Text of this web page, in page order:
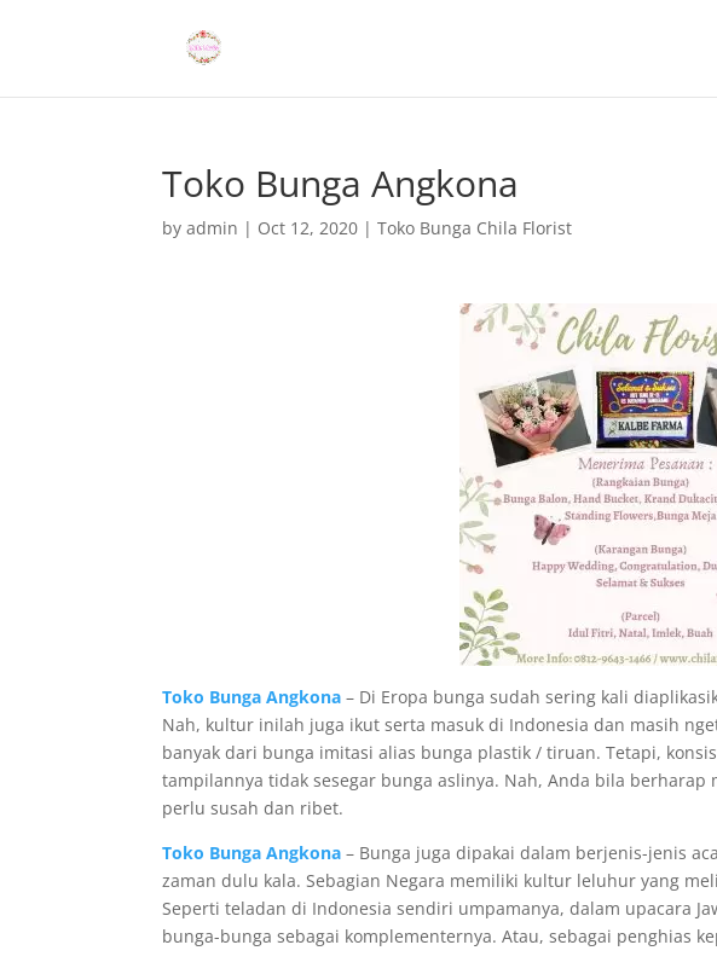
Toko Bunga Angkona
byadmin | Oct 12, 2020 |Toko Bunga Chila Florist
Toko Bunga Angkona – Di Eropa bunga sudah sering kali
Nah, kultur inilah juga ikut serta masuk di Indonesia dan masih
banyak dari bunga imitasi alias bunga plastik / tiruan. Tetapi,
tampilannya tidak sesegar bunga aslinya. Nah, Anda bila
perlu susah dan ribet.
Toko Bunga Angkona – Bunga juga dipakai dalam berjenis-jenis
zaman dulu kala. Sebagian Negara memiliki kultur leluhur yang
Seperti teladan di Indonesia sendiri umpamanya, dalam upacara
bunga-bunga sebagai komplementernya. Atau, sebagai penghias